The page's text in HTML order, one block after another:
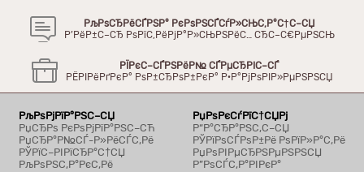
РљРѕСЂРёСЃРЅР° РєРѕРЅСЃСѓР»СЊС‚Р°С†С–СЏ
Р’РёР±С–СЂ РѕРїС‚РёРјР°Р»СЊРЅРёС… СЂС–С€РµРЅСЊ
РЇРєС–СЃРЅРёР№ СЃРµСЂРІС–СЃ
РЁРІРёРґРєР° РѕР±СЂРѕР±РєР° Р·Р°РјРѕРІР»РµРЅРЅСЏ
РљРѕРјРїР°РЅС–СЏ
РџСЂРѕ РєРѕРјРїР°РЅС–СЋ
РџСЂР°Р№СЃ-Р»РёСЃС‚Рё
РЎРїС–РІРїСЂР°С†СЏ
РљРѕРЅС‚Р°РєС‚Рё
РџРѕРєСѓРїС†СЏРј
Р“Р°СЂР°РЅС‚С–СЏ
РЎРїРѕСЃРѕР±Рё РѕРїР»Р°С‚Рё
РџРѕРІРµСЂРЅРµРЅРЅСЏ
Р”РѕСЃС‚Р°РІРєР°